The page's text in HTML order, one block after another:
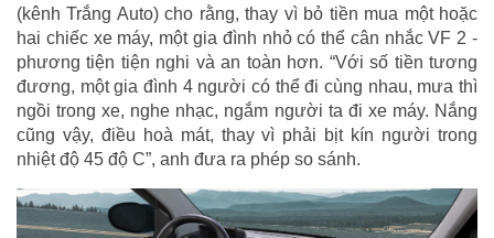
(kênh Trắng Auto) cho rằng, thay vì bỏ tiền mua một hoặc
hai chiếc xe máy, một gia đình nhỏ có thể cân nhắc VF 2 -
phương tiện tiện nghi và an toàn hơn. “Với số tiền tương
đương, một gia đình 4 người có thể đi cùng nhau, mưa thì
ngồi trong xe, nghe nhạc, ngắm người ta đi xe máy. Nắng
cũng vậy, điều hoà mát, thay vì phải bịt kín người trong
nhiệt độ 45 độ C”, anh đưa ra phép so sánh.